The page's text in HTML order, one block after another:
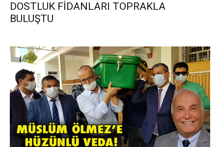
DOSTLUK FİDANLARI TOPRAKLA
BULUŞTU